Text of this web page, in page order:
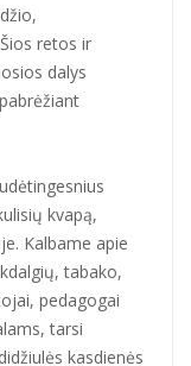
retos ir
dalys
kvapą,
Kalbame apie
tabako,
pedagogai
tarsi
kasdienės